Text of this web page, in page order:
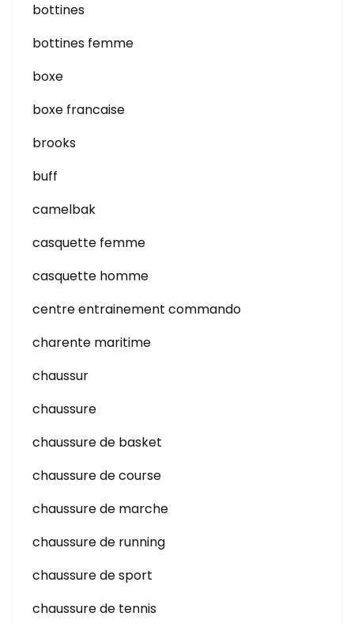
bottines
bottines femme
boxe
boxe francaise
brooks
buff
camelbak
casquette femme
casquette homme
centre entrainement commando
charente maritime
chaussur
chaussure
chaussure de basket
chaussure de course
chaussure de marche
chaussure de running
chaussure de sport
chaussure de tennis